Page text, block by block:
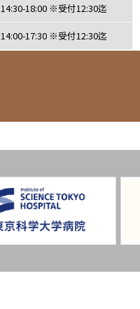
14:30-18:00 ※受付12:30迄
14:00-17:30 ※受付12:30迄